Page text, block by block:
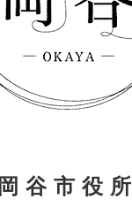
岡谷市役